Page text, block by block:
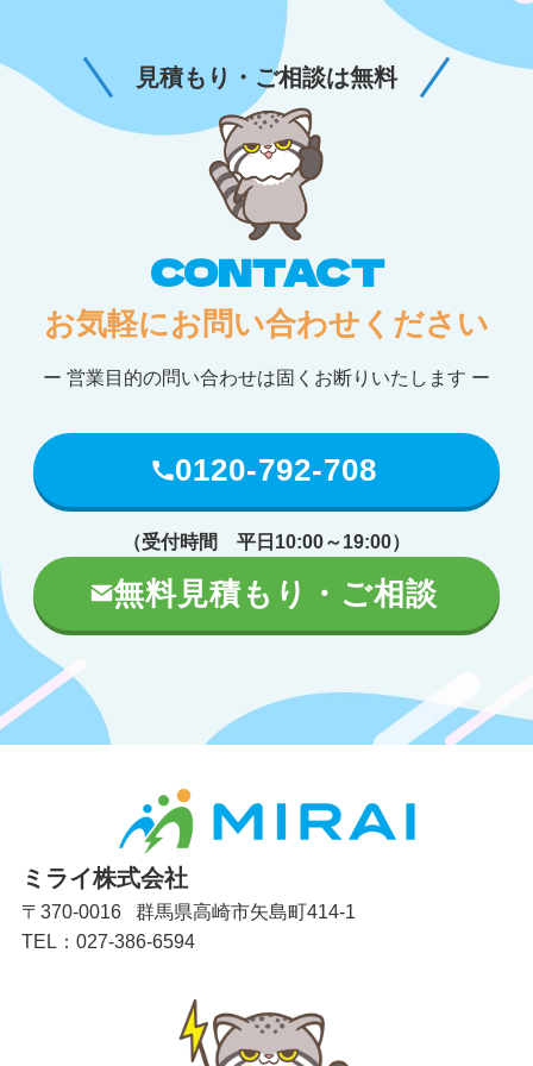
見積もり・ご相談は無料
CONTACT
お気軽にお問い合わせください
ー 営業目的の問い合わせは固くお断りいたします ー
0120-792-708
（受付時間 平日10:00～19:00）
無料見積もり・ご相談
ミライ株式会社
〒370-0016 群馬県高崎市矢島町414-1
TEL：027-386-6594